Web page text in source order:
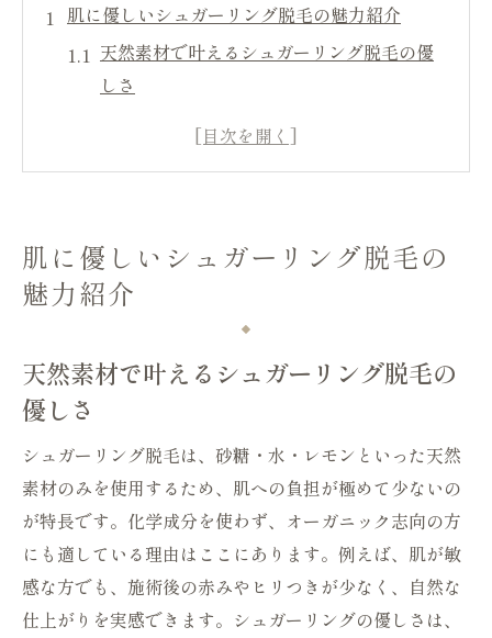
肌に優しいシュガーリング脱毛の魅力紹介
天然素材で叶えるシュガーリング脱毛の優
しさ
敏感肌にも安心なシュガーリング脱毛のポ
オーガニック志向に選ばれるシュガーリン
グ脱毛
シュガーリング脱毛で健やかな素肌を手に
入れる
セルフケアに最適なシュガーリング脱毛方法
自宅で始めるシュガーリング脱毛セルフケ
アの極意
シュガーリング脱毛セルフ実践の基本ステ
ップ
セルフケアで失敗しないシュガーリング脱
毛のコツ
肌に優しいシュガーリング脱毛の
魅力紹介
天然素材で叶えるシュガーリング脱毛の
優しさ
シュガーリング脱毛は、砂糖・水・レモンといった天然
素材のみを使用するため、肌への負担が極めて少ないの
が特長です。化学成分を使わず、オーガニック志向の方
にも適している理由はここにあります。例えば、肌が敏
感な方でも、施術後の赤みやヒリつきが少なく、自然な
仕上がりを実感できます。シュガーリングの優しさは、